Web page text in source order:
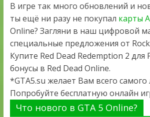
В игре так много обновлений и
ты ещё ни разу не покупал карты
Online? Загляни в наш цифровой
специальные предложения от
Купите Red Dead Redemption 2 для
бонусы в Red Dead Online.
*GTA5.su желает Вам всего
Попробуйте бесплатную онлайн
Что нового в GTA 5 Online?